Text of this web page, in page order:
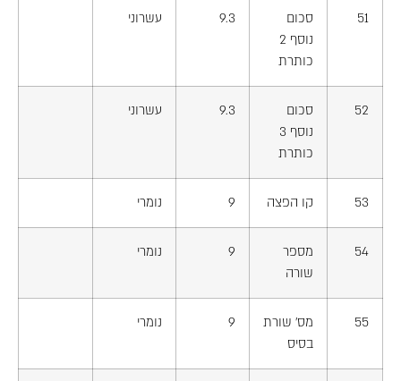
51
סכום
נוסף 2
כותרת
9.3 עשרוני
52
סכום
נוסף 3
כותרת
9.3 עשרוני
53 קו הפצה 9 נומרי
54
מספר
שורה
9 נומרי
55
מס' שורת
בסיס
9 נומרי